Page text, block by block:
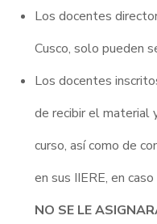
Los docentes
Cusco, solo pueden
Los docentes
de recibir el material
curso, así como de
en sus IIERE, en
NO SE LE